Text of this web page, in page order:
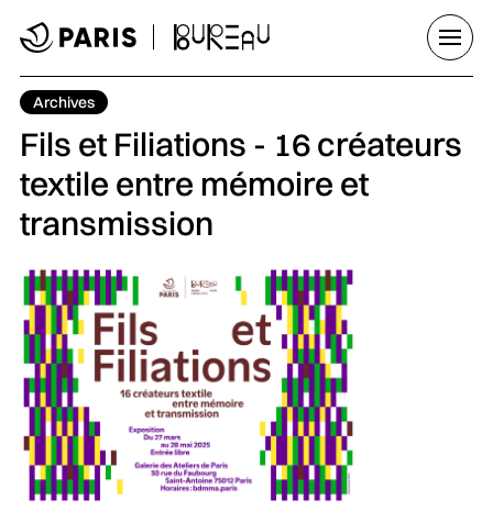
Tag :
Archives
Fils et Filiations - 16 créateurs
textile entre mémoire et
transmission